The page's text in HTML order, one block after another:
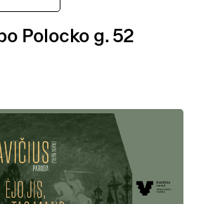
Polocko g. 52